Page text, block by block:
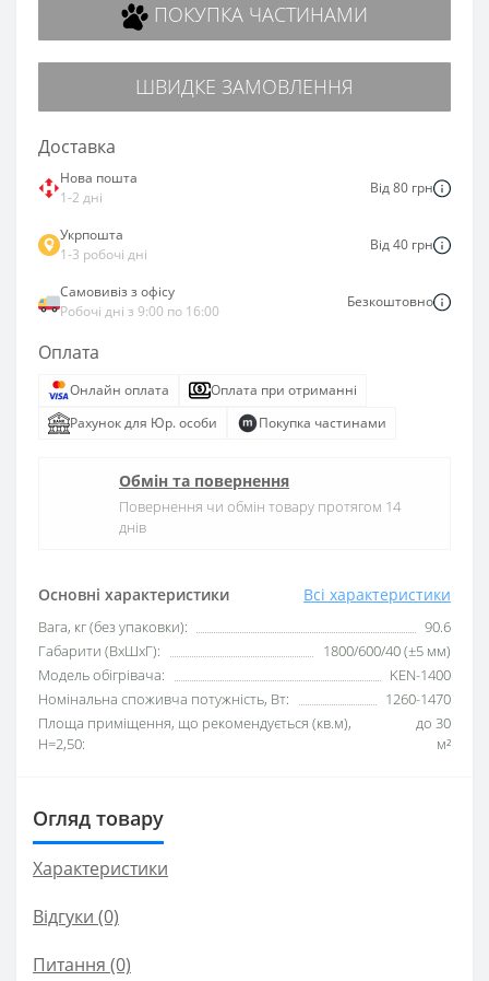
Основні характеристики Всі характеристики
Вага, кг (без упаковки):
90.6
Габарити (ВхШхГ):
1800/600/40 (±5 мм)
Модель обігрівача:
KEN-1400
Номінальна споживча потужність, Вт:
1260-1470
Площа приміщення, що рекомендується (кв.м),
H=2,50:
до 30
м²
ПОКУПКА ЧАСТИНАМИ
ШВИДКЕ ЗАМОВЛЕННЯ
Доставка
Нова пошта
1-2 дні
Від 80 грн
Укрпошта
1-3 робочі дні
Від 40 грн
Самовивіз з офісу
Робочі дні з 9:00 по 16:00
Безкоштовно
Оплата
Онлайн оплата
Оплата при отриманні
Рахунок для Юр. особи
Покупка частинами
Обмін та повернення
Повернення чи обмін товару протягом 14
днів
Огляд товару
Характеристики
Відгуки (0)
Питання (0)